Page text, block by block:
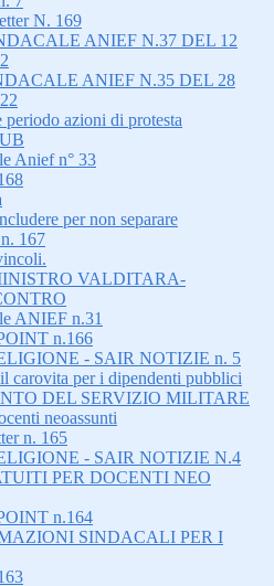
N. 169
ANIEF N.37 DEL 12
ANIEF N.35 DEL 28
azioni di protesta
Anief n° 33
per non separare
167
VALDITARA-
ANIEF n.31
n.166
- SAIR NOTIZIE n. 5
carovita per i dipendenti pubblici
DEL SERVIZIO MILITARE
neoassunti
n. 165
- SAIR NOTIZIE N.4
PER DOCENTI NEO
n.164
SINDACALI PER I